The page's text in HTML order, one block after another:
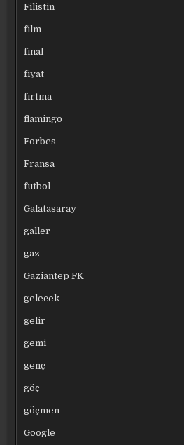
Filistin
film
final
fiyat
fırtına
flamingo
Forbes
Fransa
futbol
Galatasaray
galler
gaz
Gaziantep FK
gelecek
gelir
gemi
genç
göç
göçmen
Google